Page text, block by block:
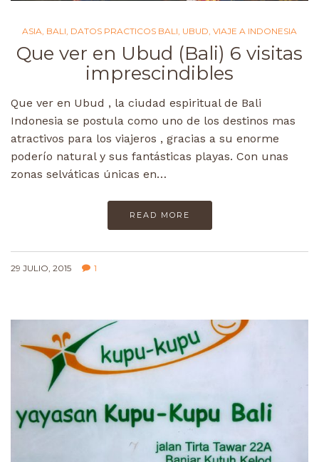
ASIA BALI DATOS PRACTICOS BALI UBUD VIAJE A INDONESIA
Que ver en Ubud (Bali) 6 visitas
imprescindibles
Que ver en Ubud , la ciudad espiritual de Bali
Indonesia se postula como uno de los destinos mas
atractivos para los viajeros , gracias a su enorme
poderío natural y sus fantásticas playas. Con unas
zonas selváticas únicas en…
READ MORE
29 JULIO, 2015 1